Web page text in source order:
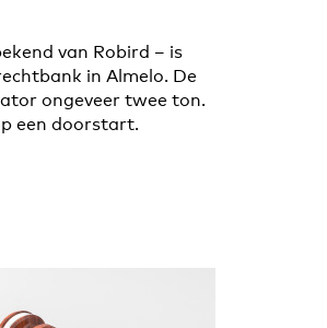
van Robird – is
in Almelo. De
ongeveer twee ton.
een doorstart.